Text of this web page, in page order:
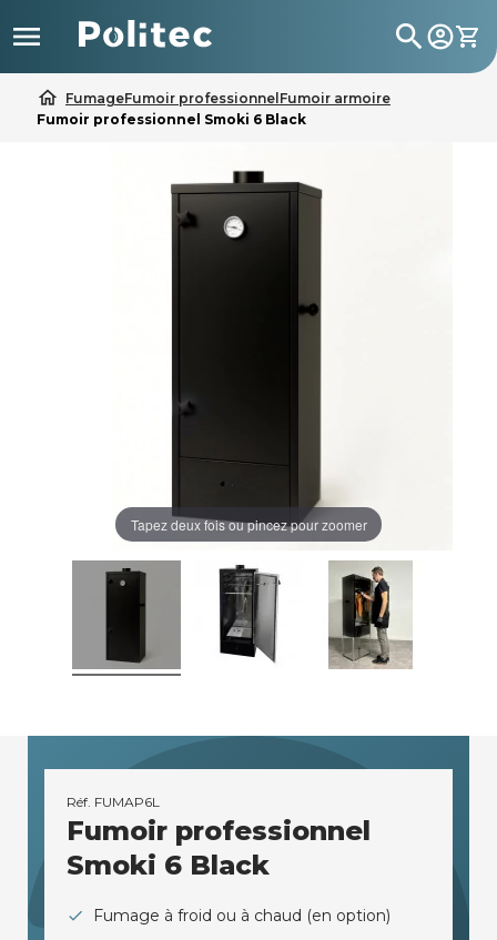
 search
home FumageFumoir professionnel Fumoir armoire
Fumoir professionnel Smoki 6 Black
Tapez deux fois ou pincez pour zoomer
Réf. FUMAP6L
Fumoir professionnel
Smoki 6 Black
Fumage à froid ou à chaud (en option)